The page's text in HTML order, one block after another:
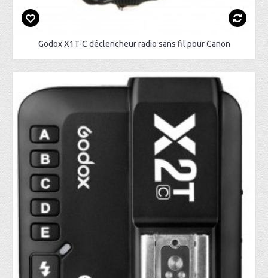
Godox X1T-C déclencheur radio sans fil pour Canon